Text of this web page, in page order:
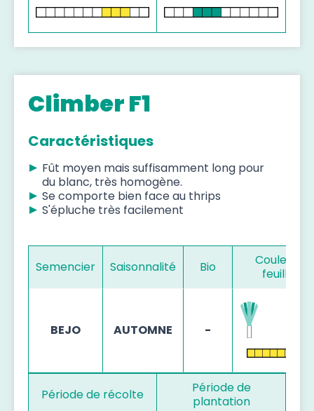
Climber F1
Caractéristiques
Fût moyen mais suffisamment long pour
du blanc, très homogène.
Se comporte bien face au thrips
S'épluche très facilement
Semencier Saisonnalité Bio
Couleur de
feuillage
BEJO AUTOMNE -
Période de récolte
Période de
plantation